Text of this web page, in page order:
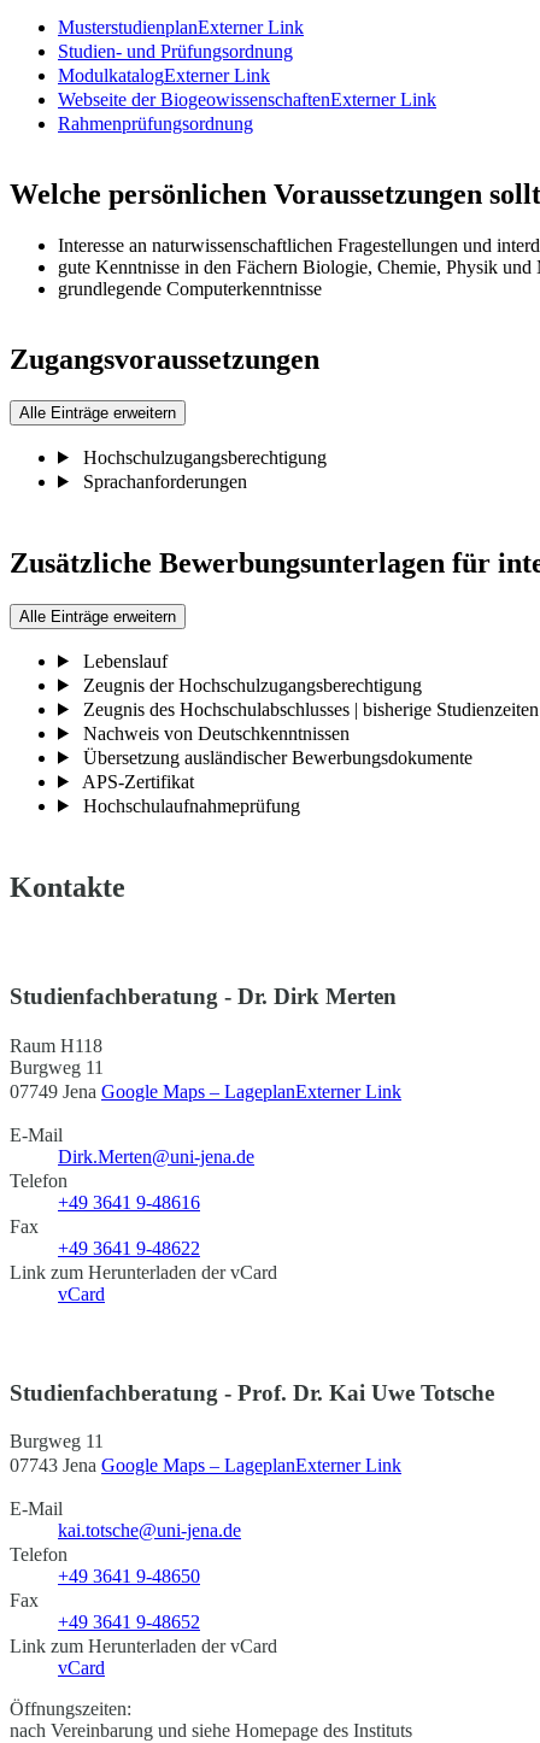
MusterstudienplanExterner Link
Studien- und Prüfungsordnung
ModulkatalogExterner Link
Webseite der BiogeowissenschaftenExterner Link
Rahmenprüfungsordnung
Welche persönlichen Voraussetzungen
Interesse an naturwissenschaftlichen Fragestellungen und
gute Kenntnisse in den Fächern Biologie, Chemie, Physik und
grundlegende Computerkenntnisse
Zugangsvoraussetzungen
Alle Einträge erweitern
Hochschulzugangsberechtigung
Sprachanforderungen
Zusätzliche Bewerbungsunterlagen für
Alle Einträge erweitern
Lebenslauf
Zeugnis der Hochschulzugangsberechtigung
Zeugnis des Hochschulabschlusses | bisherige Studienzeiten
Nachweis von Deutschkenntnissen
Übersetzung ausländischer Bewerbungsdokumente
APS-Zertifikat
Hochschulaufnahmeprüfung
Kontakte
Studienfachberatung - Dr. Dirk Merten
Raum H118
Burgweg 11
07749 Jena Google Maps – LageplanExterner Link
E-Mail
Dirk.Merten@uni-jena.de
Telefon
+49 3641 9-48616
Fax
+49 3641 9-48622
Link zum Herunterladen der vCard
vCard
Studienfachberatung - Prof. Dr. Kai Uwe Totsche
Burgweg 11
07743 Jena Google Maps – LageplanExterner Link
E-Mail
kai.totsche@uni-jena.de
Telefon
+49 3641 9-48650
Fax
+49 3641 9-48652
Link zum Herunterladen der vCard
vCard
Öffnungszeiten:
nach Vereinbarung und siehe Homepage des Instituts